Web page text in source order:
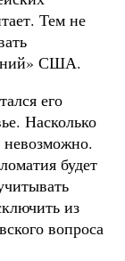
Тем не
США.
его
Насколько
невозможно.
будет
из
вопроса